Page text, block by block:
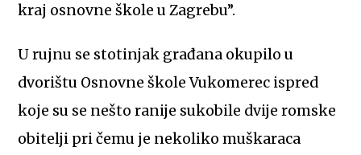
kraj osnovne škole u Zagrebu”.
U rujnu se stotinjak građana okupilo u
dvorištu Osnovne škole Vukomerec ispred
koje su se nešto ranije sukobile dvije romske
obitelji pri čemu je nekoliko muškaraca